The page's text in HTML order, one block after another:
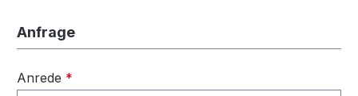
Anfrage
Anrede *